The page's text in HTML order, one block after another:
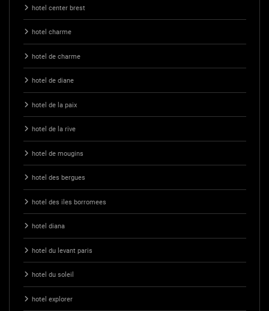
hotel center brest
hotel charme
hotel de charme
hotel de diane
hotel de la paix
hotel de la rive
hotel de mougins
hotel des bergues
hotel des iles borromees
hotel diana
hotel du levant paris
hotel du soleil
hotel explorer